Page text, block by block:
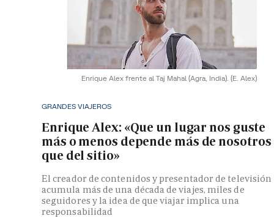
Enrique Alex frente al Taj Mahal (Agra, India). (E. Alex)
GRANDES VIAJEROS
Enrique Alex: «Que un lugar nos guste
más o menos depende más de nosotros
que del sitio»
El creador de contenidos y presentador de televisión
acumula más de una década de viajes, miles de
seguidores y la idea de que viajar implica una
responsabilidad